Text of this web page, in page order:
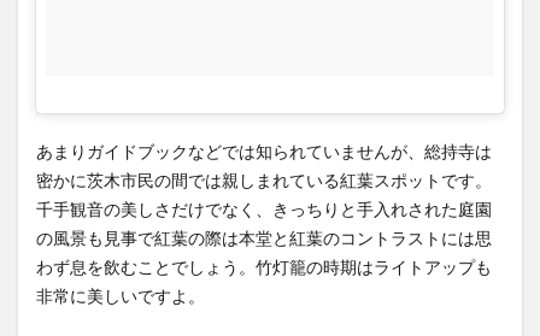
葉ス
ポッ
ト～
ィア
最大
級の
22箇
あまりガイドブックなどでは知られていませんが、総持寺は
密かに茨木市民の間では親しまれている紅葉スポットです。
千手観音の美しさだけでなく、きっちりと手入れされた庭園
の風景も見事で紅葉の際は本堂と紅葉のコントラストには思
わず息を飲むことでしょう。竹灯籠の時期はライトアップも
非常に美しいですよ。